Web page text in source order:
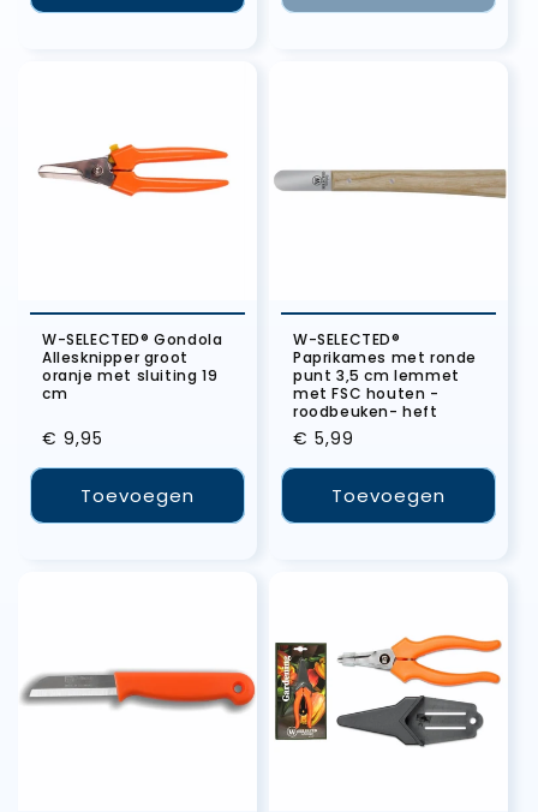
W-SELECTED® Gondola
Allesknipper groot
oranje met sluiting 19
cm
Normale
prijs
€ 9,95
Toevoegen
W-SELECTED®
Paprikames met ronde
punt 3,5 cm lemmet
met FSC houten -
roodbeuken- heft
Normale
prijs
€ 5,99
Toevoegen